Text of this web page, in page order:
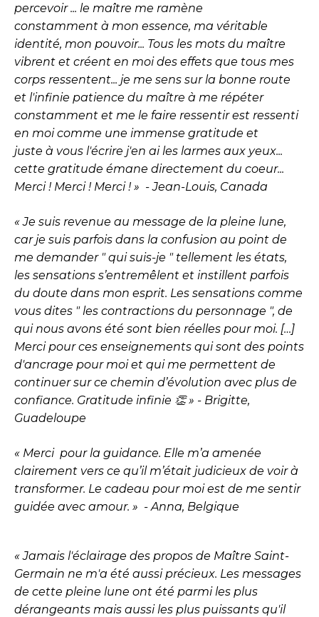
percevoir ... le maître me ramène
constamment à mon essence, ma véritable
identité, mon pouvoir... Tous les mots du maître
vibrent et créent en moi des effets que tous mes
corps ressentent... je me sens sur la bonne route
et l'infinie patience du maître à me répéter
constamment et me le faire ressentir est ressenti
en moi comme une immense gratitude et
juste à vous l'écrire j'en ai les larmes aux yeux...
cette gratitude émane directement du coeur...
Merci ! Merci ! Merci ! » - Jean-Louis, Canada
« Je suis revenue au message de la pleine lune,
car je suis parfois dans la confusion au point de
me demander " qui suis-je " tellement les états,
les sensations s’entremêlent et instillent parfois
du doute dans mon esprit. Les sensations comme
vous dites " les contractions du personnage ", de
qui nous avons été sont bien réelles pour moi. […]
Merci pour ces enseignements qui sont des points
d'ancrage pour moi et qui me permettent de
continuer sur ce chemin d’évolution avec plus de
confiance. Gratitude infinie 👏 » - Brigitte,
Guadeloupe
« Merci pour la guidance. Elle m’a amenée
clairement vers ce qu’il m’était judicieux de voir à
transformer. Le cadeau pour moi est de me sentir
guidée avec amour. » - Anna, Belgique
« Jamais l'éclairage des propos de Maître Saint-
Germain ne m'a été aussi précieux. Les messages
de cette pleine lune ont été parmi les plus
dérangeants mais aussi les plus puissants qu'il